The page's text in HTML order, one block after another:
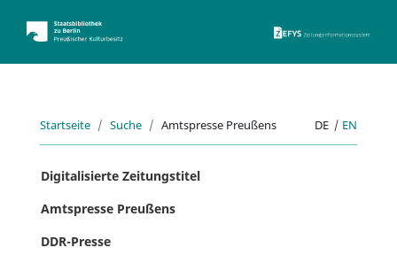
Startseite Suche Amtspresse Preußens DE | EN
Digitalisierte Zeitungstitel
Amtspresse Preußens
DDR-Presse